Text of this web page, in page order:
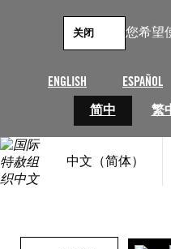
您希望
ENGLISH ESPAÑOL
简中
繁
关闭
中文（简体）